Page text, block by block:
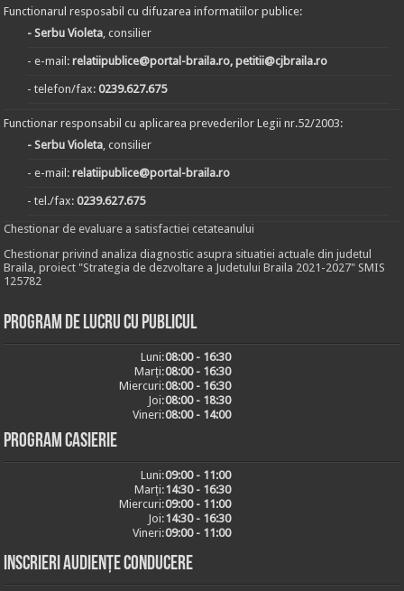
Functionarul resposabil cu difuzarea informatiilor publice:
- Serbu Violeta, consilier
- e-mail:relatiipublice@portal-braila.ro, petitii@cjbraila.ro
- telefon/fax:0239.627.675
Functionar responsabil cu aplicarea prevederilor Legii nr.52/2003:
- Serbu Violeta, consilier
- e-mail:relatiipublice@portal-braila.ro
- tel./fax:0239.627.675
Chestionar de evaluare a satisfactiei cetateanului
Chestionar privind analiza diagnostic asupra situatiei actuale din judetul
Braila, proiect "Strategia de dezvoltare a Judetului Braila 2021-2027" SMIS
125782
Program de lucru cu publicul
Luni:08:00 - 16:30
Marți:08:00 - 16:30
Miercuri:08:00 - 16:30
Joi:08:00 - 18:30
Vineri:08:00 - 14:00
Program casierie
Luni:09:00 - 11:00
Marți:14:30 - 16:30
Miercuri:09:00 - 11:00
Joi:14:30 - 16:30
Vineri:09:00 - 11:00
Inscrieri audiențe conducere